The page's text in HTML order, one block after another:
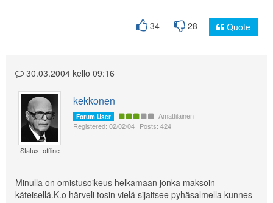
34 28 Quote
30.03.2004 kello 09:16
Status: offline
kekkonen
Forum User
Amattilainen
Registered: 02/02/04 Posts: 424
Minulla on omistusoikeus helkamaan jonka maksoin
käteisellä.K.o härveli tosin vielä sijaitsee pyhäsalmella kunnes